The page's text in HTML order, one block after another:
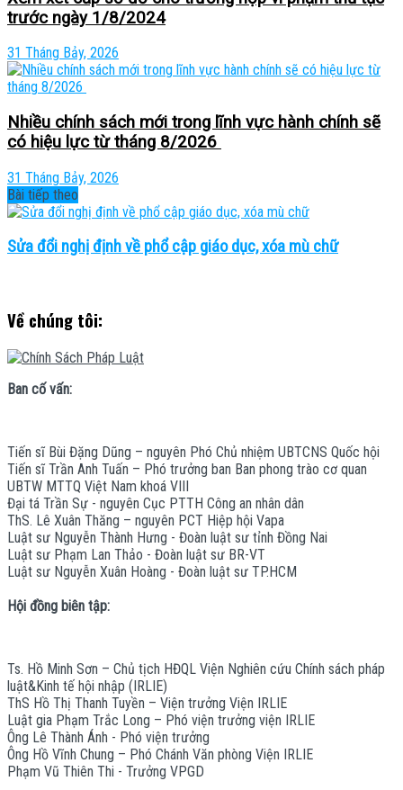
trước ngày 1/8/2024
31 Tháng Bảy, 2026
Nhiều chính sách mới trong lĩnh vực hành chính sẽ
có hiệu lực từ tháng 8/2026
31 Tháng Bảy, 2026
Bài tiếp theo
Sửa đổi nghị định về phổ cập giáo dục, xóa mù chữ
Về chúng tôi:
Ban cố vấn:
Tiến sĩ Bùi Đặng Dũng – nguyên Phó Chủ nhiệm UBTCNS Quốc hội
Tiến sĩ Trần Anh Tuấn – Phó trưởng ban Ban phong trào cơ quan
UBTW MTTQ Việt Nam khoá VIII
Đại tá Trần Sự - nguyên Cục PTTH Công an nhân dân
ThS. Lê Xuân Thăng – nguyên PCT Hiệp hội Vapa
Luật sư Nguyễn Thành Hưng - Đoàn luật sư tỉnh Đồng Nai
Luật sư Phạm Lan Thảo - Đoàn luật sư BR-VT
Luật sư Nguyễn Xuân Hoàng - Đoàn luật sư TP.HCM
Hội đồng biên tập:
Ts. Hồ Minh Sơn – Chủ tịch HĐQL Viện Nghiên cứu Chính sách pháp
luật&Kinh tế hội nhập (IRLIE)
ThS Hồ Thị Thanh Tuyền – Viện trưởng Viện IRLIE
Luật gia Phạm Trắc Long – Phó viện trưởng viện IRLIE
Ông Lê Thành Ánh - Phó viện trưởng
Ông Hồ Vĩnh Chung – Phó Chánh Văn phòng Viện IRLIE
Phạm Vũ Thiên Thi - Trưởng VPGD